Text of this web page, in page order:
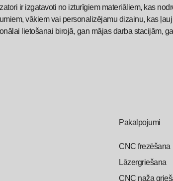
ir izgatavoti no izturīgiem materiāliem, kas
vākiem vai personalizējamu dizainu, kas
lietošanai birojā, gan mājas darba stacijām,
Pakalpojumi
CNC frezēšana
Lāzergriešana
CNC naža